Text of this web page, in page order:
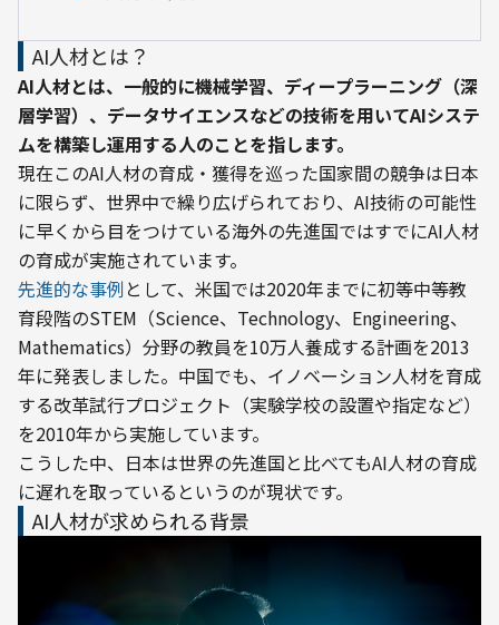
AI人材とは？
AI人材とは、一般的に機械学習、ディープラーニング（深
層学習）、データサイエンスなどの技術を用いてAIシステ
ムを構築し運用する人のことを指します。
現在このAI人材の育成・獲得を巡った国家間の競争は日本
に限らず、世界中で繰り広げられており、AI技術の可能性
に早くから目をつけている海外の先進国ではすでにAI人材
の育成が実施されています。
先進的な事例として、米国では2020年までに初等中等教
育段階のSTEM（Science、Technology、Engineering、
Mathematics）分野の教員を10万人養成する計画を2013
年に発表しました。中国でも、イノベーション人材を育成
する改革試行プロジェクト（実験学校の設置や指定など）
を2010年から実施しています。
こうした中、日本は世界の先進国と比べてもAI人材の育成
に遅れを取っているというのが現状です。
AI人材が求められる背景